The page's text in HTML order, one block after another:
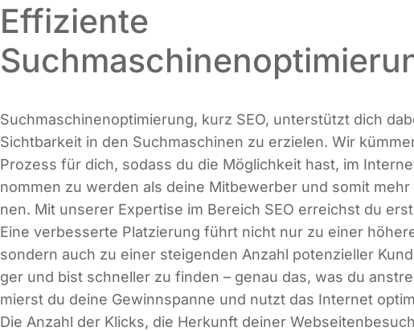
Effiziente
Such­ma­schi­nen­op­ti­mie­rung, kurz SEO, unter­stützt dich
Sicht­bar­keit in den Such­ma­schi­nen zu erzie­len. Wir
Pro­zess für dich, sodass du die Mög­lich­keit hast, im
nom­men zu wer­den als dei­ne Mit­be­wer­ber und somit
nen. Mit unse­rer Exper­ti­se im Bereich SEO erreichst du
Eine ver­bes­ser­te Plat­zie­rung führt nicht nur zu einer
son­dern auch zu einer stei­gen­den Anzahl poten­zi­el­ler
ger und bist schnel­ler zu fin­den – genau das, was du
mierst du dei­ne Gewinn­span­ne und nutzt das Inter­net
Die Anzahl der Klicks, die Her­kunft dei­ner